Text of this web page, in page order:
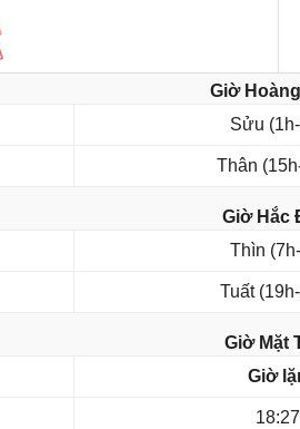
Giờ
Sửu
Thân
Giờ Hắc
Thìn
Tuất
Giờ Mặt
Giờ
18:27